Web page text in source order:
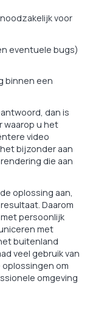
voor
eventuele bugs)
binnen een
dan is
waarop u het
video
bijzonder aan
die aan
oplossing aan,
Daarom
persoonlijk
met
buitenland
veel gebruik van
oplossingen om
omgeving